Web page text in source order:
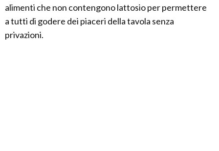
alimenti che non contengono lattosio per permettere
a tutti di godere dei piaceri della tavola senza
privazioni.